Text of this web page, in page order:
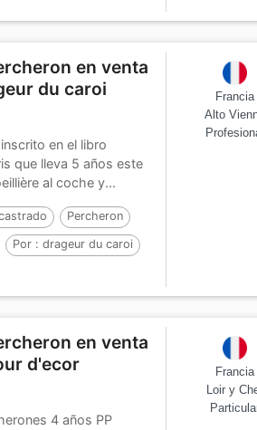
en venta
du caroi
en el libro
que lleva 5 años este
al coche y...
Percheron
Por :drageur du caroi
Francia
Alto
en venta
d'ecor
4 años PP
Francia
Loir y